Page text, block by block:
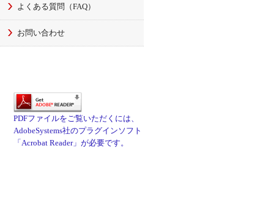
よくある質問（FAQ）
お問い合わせ
PDFファイルをご覧いただくには、
AdobeSystems社のプラグインソフト
「Acrobat Reader」が必要です。